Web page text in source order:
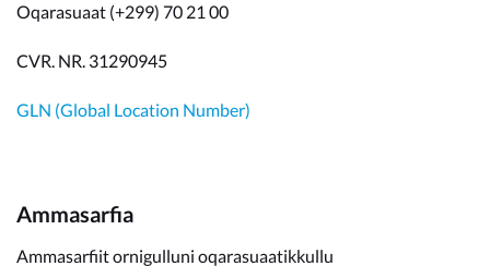
Oqarasuaat (+299) 70 21 00
CVR. NR. 31290945
GLN (Global Location Number)
Ammasarfia
Ammasarfiit ornigulluni oqarasuaatikkullu